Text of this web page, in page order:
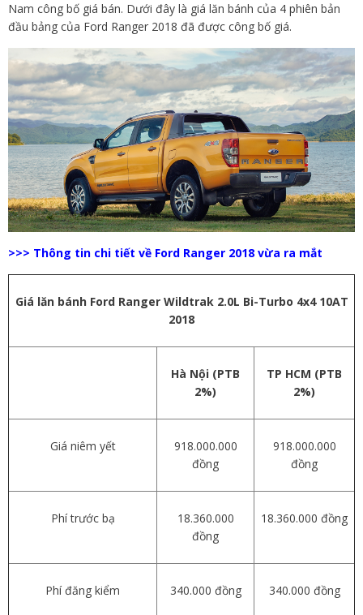
Nam công bố giá bán. Dưới đây là giá lăn bánh của 4 phiên bản
đầu bảng của Ford Ranger 2018 đã được công bố giá.
>>> Thông tin chi tiết về Ford Ranger 2018 vừa ra mắt
Giá lăn bánh Ford Ranger Wildtrak 2.0L Bi-Turbo 4x4 10AT
2018
Hà Nội (PTB
2%)
TP HCM (PTB
2%)
Giá niêm yết
918.000.000
đồng
918.000.000
đồng
Phí trước bạ
18.360.000
đồng
18.360.000 đồng
Phí đăng kiểm 340.000 đồng 340.000 đồng